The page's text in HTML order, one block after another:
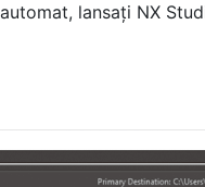
lansați NX